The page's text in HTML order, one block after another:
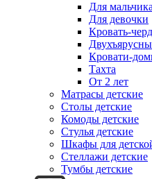
Для мальчика
Для девочки
Кровать-
Кровати-
Тахта
От 2 лет
Матрасы детские
Столы детские
Комоды детские
Стулья детские
Шкафы для
Стеллажи детские
Тумбы детские